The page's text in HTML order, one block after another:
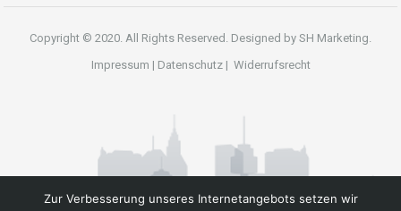
Copyright © 2020. All Rights Reserved. Designed by SH Marketing.
Impressum | Datenschutz| Widerrufsrecht
Zur Verbesserung unseres Internetangebots setzen wir